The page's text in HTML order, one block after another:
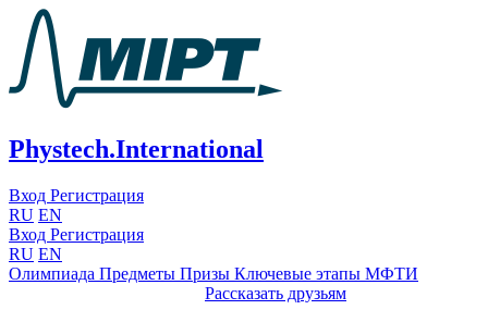
Phystech.International
Вход Регистрация
RU EN
Вход Регистрация
RU EN
Олимпиада Предметы Призы Ключевые этапы МФТИ
Рассказать друзьям